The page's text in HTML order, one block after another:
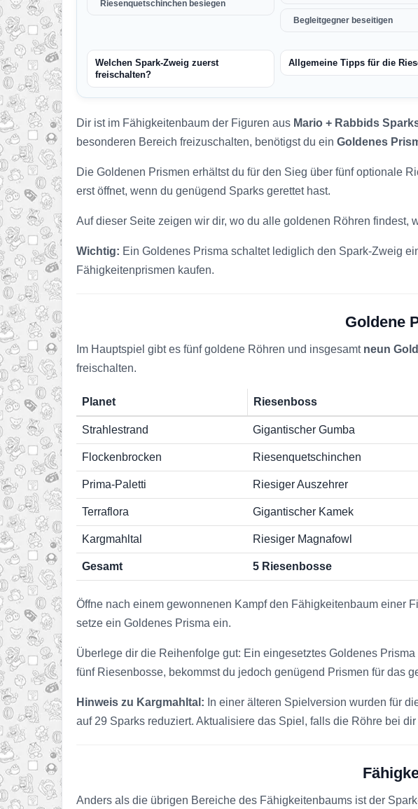
Riesenquetschinchen besiegen
Begleitgegner beseitigen
Welchen Spark-Zweig zuerst
freischalten?
Allgemeine Tipps für die
Dir ist im Fähigkeitenbaum der Figuren aus Mario + Rabbids
besonderen Bereich freizuschalten, benötigst du ein Goldenes
Die Goldenen Prismen erhältst du für den Sieg über fünf optionale
erst öffnet, wenn du genügend Sparks gerettet hast.
Auf dieser Seite zeigen wir dir, wo du alle goldenen Röhren
Wichtig: Ein Goldenes Prisma schaltet lediglich den Spark-Zweig
Fähigkeitenprismen kaufen.
Goldene
Im Hauptspiel gibt es fünf goldene Röhren und insgesamt neun
freischalten.
Planet Riesenboss
Strahlestrand Gigantischer Gumba
Flockenbrocken Riesenquetschinchen
Prima-Paletti Riesiger Auszehrer
Terraflora Gigantischer Kamek
Kargmahltal Riesiger Magnafowl
Gesamt 5 Riesenbosse
Öffne nach einem gewonnenen Kampf den Fähigkeitenbaum einer
setze ein Goldenes Prisma ein.
Überlege dir die Reihenfolge gut: Ein eingesetztes Goldenes
fünf Riesenbosse, bekommst du jedoch genügend Prismen für das
Hinweis zu Kargmahltal: In einer älteren Spielversion wurden für
auf 29 Sparks reduziert. Aktualisiere das Spiel, falls die Röhre bei
Anders als die übrigen Bereiche des Fähigkeitenbaums ist der